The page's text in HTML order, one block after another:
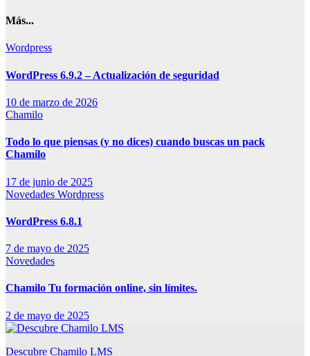
Más...
Wordpress
WordPress 6.9.2 – Actualización de seguridad
10 de marzo de 2026
Chamilo
Todo lo que piensas (y no dices) cuando buscas un pack
Chamilo
17 de junio de 2025
Novedades Wordpress
WordPress 6.8.1
7 de mayo de 2025
Novedades
Chamilo Tu formación online, sin límites.
2 de mayo de 2025
Descubre Chamilo LMS